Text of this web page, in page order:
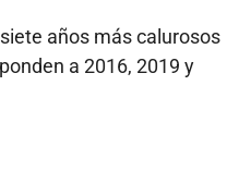
años más calurosos
a 2016, 2019 y